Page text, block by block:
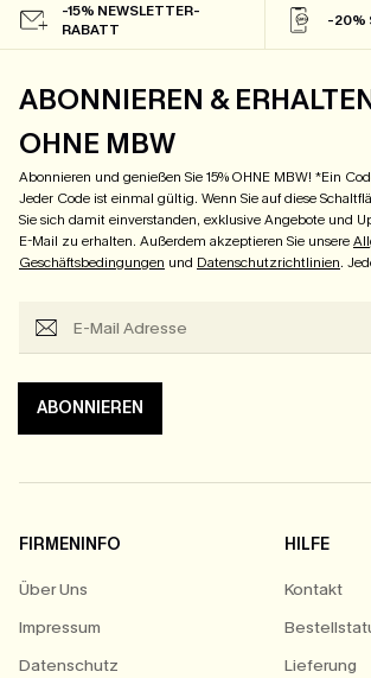
-15% NEWSLETTER-
RABATT
-20%
ABONNIEREN &
OHNE MBW
Abonnieren und genießen Sie 15% OHNE MBW! *Ein
Jeder Code ist einmal gültig. Wenn Sie auf diese
Sie sich damit einverstanden, exklusive Angebote und
E-Mail zu erhalten. Außerdem akzeptieren Sie unsere
Geschäftsbedingungen und Datenschutzrichtlinien.
ABONNIEREN
FIRMENINFO
Über Uns
Impressum
Datenschutz
HILFE
Kontakt
Lieferung